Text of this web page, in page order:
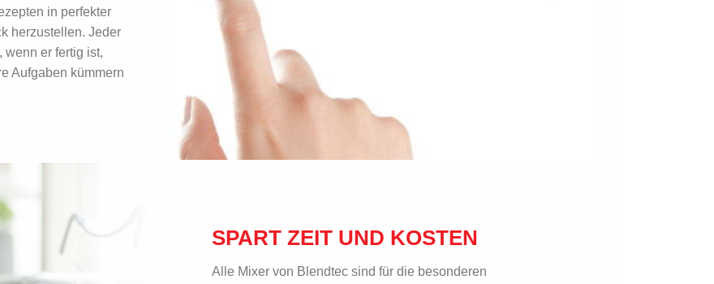
in perfekter
herzustellen. Jeder
wenn er fertig ist,
Aufgaben kümmern
SPART ZEIT UND KOSTEN
Alle Mixer von Blendtec sind für die besonderen